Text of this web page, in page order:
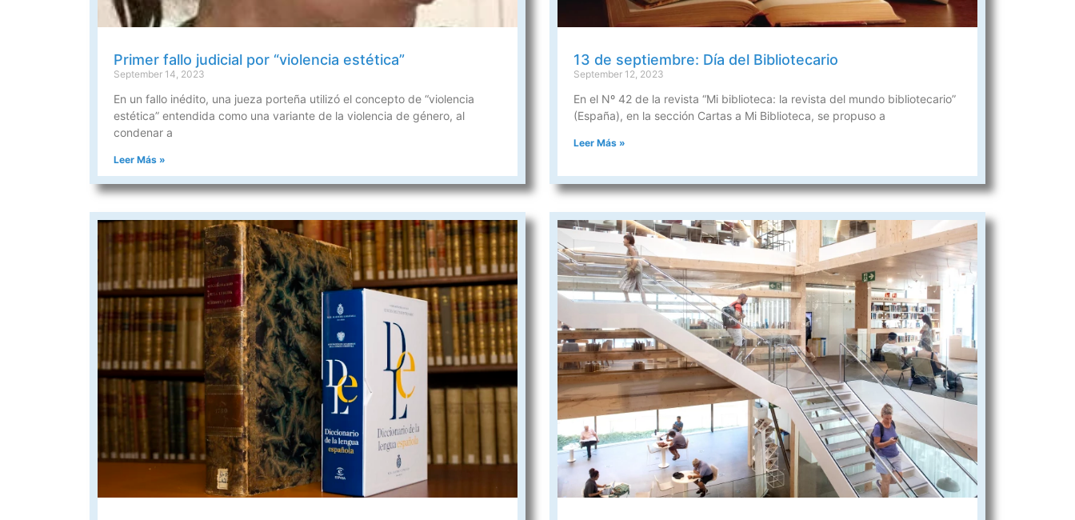
Primer fallo judicial por “violencia estética”
September 14, 2023
En un fallo inédito, una jueza porteña utilizó el concepto de “violencia
estética” entendida como una variante de la violencia de género, al
condenar a
Leer Más »
13 de septiembre: Día del Bibliotecario
September 12, 2023
En el Nº 42 de la revista “Mi biblioteca: la revista del mundo bibliotecario”
(España), en la sección Cartas a Mi Biblioteca, se propuso a
Leer Más »